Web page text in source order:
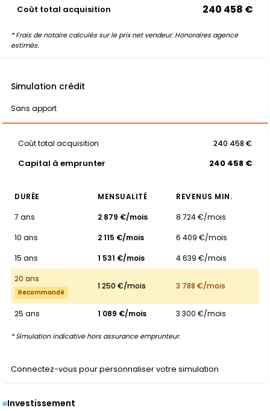
Coût total acquisition 240 458 €
* Frais de notaire calculés sur le prix net vendeur. Honoraires agence
estimés.
Simulation crédit
Sans apport
Coût total acquisition 240 458 €
Capital à emprunter 240 458 €
DURÉE MENSUALITÉ
REVENUS MIN.
7 ans
2 879 €/mois
8 724 €/mois
10 ans
2 115 €/mois
6 409 €/mois
15 ans
1 531 €/mois
4 639 €/mois
20 ans
Recommandé
1 250 €/mois 3 788 €/mois
25 ans 1 089 €/mois 3 300 €/mois
* Simulation indicative hors assurance emprunteur.
Connectez-vous pour personnaliser votre simulation
Investissement